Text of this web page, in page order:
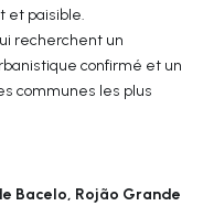
et paisible.
recherchent un
confirmé et un
communes les plus
Bacelo, Rojão Grande